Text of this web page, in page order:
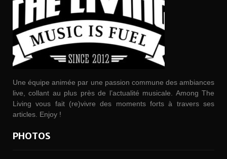
Une équipe animée par une passion commune des ambiances
live, collant au plus près de l’actualité musicale. Among The
Living vous fait (re)vivre des moments forts à travers ses
articles. Enjoy !
PHOTOS